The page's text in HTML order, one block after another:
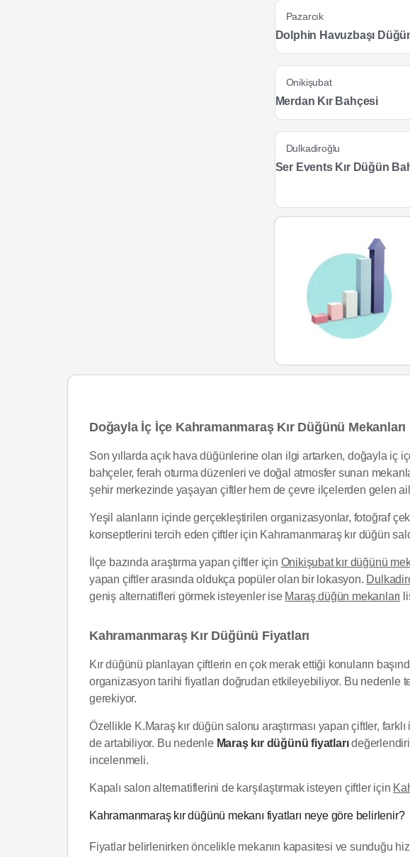
Pazarcık
Dolphin Havuzbaşı
Onikişubat
Merdan Kır Bahçesi
Dulkadiroğlu
Ser Events Kır Düğün
Doğayla İç İçe Kahramanmaraş Kır Düğünü Mekanları
Son yıllarda açık hava düğünlerine olan ilgi artarken, doğayla iç
bahçeler, ferah oturma düzenleri ve doğal atmosfer sunan
şehir merkezinde yaşayan çiftler hem de çevre ilçelerden gelen
Yeşil alanların içinde gerçekleştirilen organizasyonlar, fotoğraf
konseptlerini tercih eden çiftler için Kahramanmaraş kır düğün
İlçe bazında araştırma yapan çiftler için Onikişubat kır düğünü
yapan çiftler arasında oldukça popüler olan bir lokasyon.
geniş alternatifleri görmek isteyenler ise Maraş düğün mekanları
Kahramanmaraş Kır Düğünü Fiyatları
Kır düğünü planlayan çiftlerin en çok merak ettiği konuların
organizasyon tarihi fiyatları doğrudan etkileyebiliyor. Bu nedenle
gerekiyor.
Özellikle K.Maraş kır düğün salonu araştırması yapan çiftler,
de artabiliyor. Bu nedenle Maraş kır düğünü fiyatları
incelenmeli.
Kapalı salon alternatiflerini de karşılaştırmak isteyen çiftler için
Kahramanmaraş kır düğünü mekanı fiyatları neye göre belirlenir?
Fiyatlar belirlenirken öncelikle mekanın kapasitesi ve sunduğu